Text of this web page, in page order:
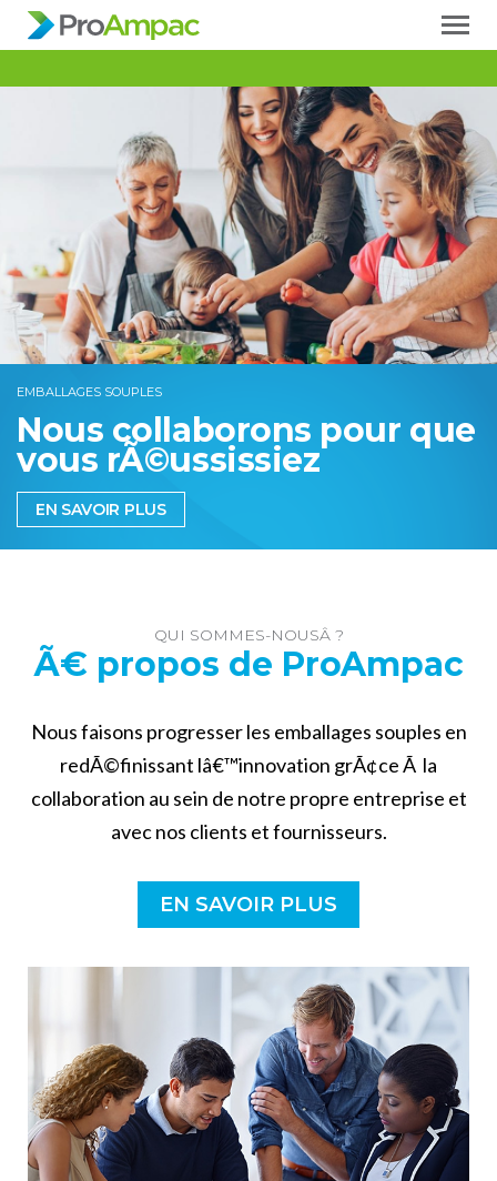
EMBALLAGES SOUPLES
Nous collaborons pour que
vous rÃ©ussissiez
EN SAVOIR PLUS
QUI SOMMES-NOUSÂ ?
Ã€ propos de ProAmpac
Nous faisons progresser les emballages souples en
redÃ©finissant lâ€™innovation grÃ¢ce Ã la
collaboration au sein de notre propre entreprise et
avec nos clients et fournisseurs.
EN SAVOIR PLUS